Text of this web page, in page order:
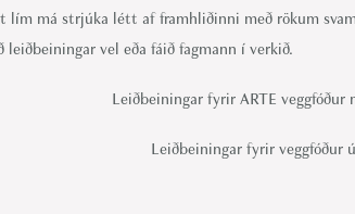
lím má strjúka létt af framhliðinni með rökum
leiðbeiningar vel eða fáið fagmann í verkið.
Leiðbeiningar fyrir ARTE veggfóður
Leiðbeiningar fyrir veggfóður